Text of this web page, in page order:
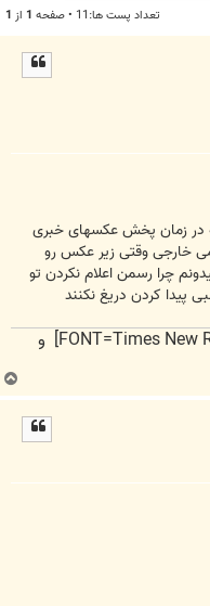
تعداد پست ها:11 • صفحه 1 از 1
در زمان پخش عکسهای خبری
خارجی وقتی زیر عکس رو
چرا رسمن اعلام نکردن تو
پیدا کردن دریغ نکنند
[FONT=Times New Roman] [FONT=Times New Roman] و